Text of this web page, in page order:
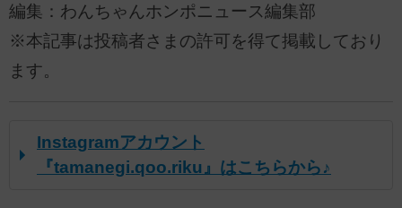
編集：わんちゃんホンポニュース編集部
※本記事は投稿者さまの許可を得て掲載しており
ます。
Instagramアカウント
『tamanegi.qoo.riku』はこちらから♪